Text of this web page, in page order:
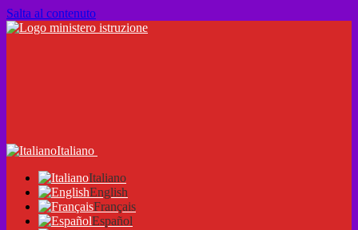
Salta al contenuto
Italiano
Italiano
English
Français
Español